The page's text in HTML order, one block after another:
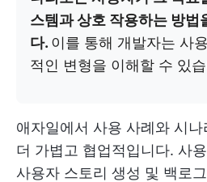
스템과 상호 작용하는 방법
다. 이를 통해 개발자는 사
적인 변형을 이해할 수 있
애자일에서 사용 사례와 시
더 가볍고 협업적입니다. 사
사용자 스토리 생성 및 백로